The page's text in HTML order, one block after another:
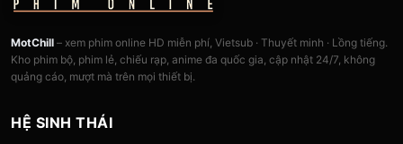
MotChill – xem phim online HD miễn phí, Vietsub · Thuyết minh · Lồng tiếng.
Kho phim bộ, phim lẻ, chiếu rạp, anime đa quốc gia, cập nhật 24/7, không
quảng cáo, mượt mà trên mọi thiết bị.
HỆ SINH THÁI